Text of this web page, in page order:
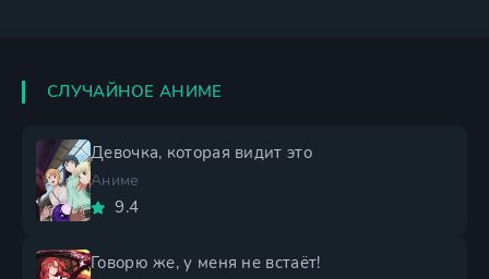
СЛУЧАЙНОЕ АНИМЕ
Девочка, которая видит это
Аниме
9.4
Говорю же, у меня не встаёт!